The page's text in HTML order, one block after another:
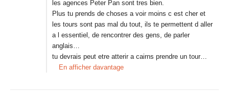
les agences Peter Pan sont tres bien.
Plus tu prends de choses a voir moins c est cher et
les tours sont pas mal du tout, ils te permettent d aller
a l essentiel, de rencontrer des gens, de parler
anglais…
tu devrais peut etre atterir a cairns prendre un tour…
En afficher davantage